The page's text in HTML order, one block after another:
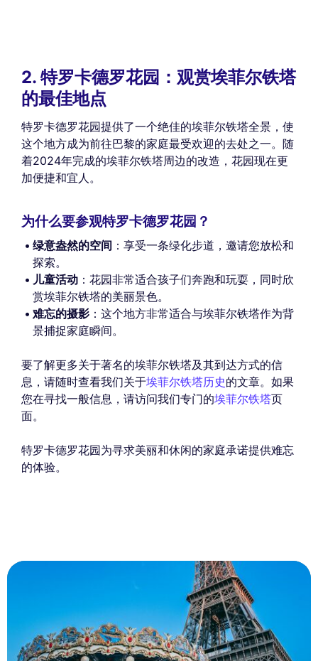
2. 特罗卡德罗花园：观赏埃菲尔铁塔
的最佳地点
特罗卡德罗花园提供了一个绝佳的埃菲尔铁塔全景，使
这个地方成为前往巴黎的家庭最受欢迎的去处之一。随
着2024年完成的埃菲尔铁塔周边的改造，花园现在更
加便捷和宜人。
为什么要参观特罗卡德罗花园？
绿意盎然的空间 ：享受一条绿化步道，邀请您放松和
探索。
儿童活动 ：花园非常适合孩子们奔跑和玩耍，同时欣
赏埃菲尔铁塔的美丽景色。
难忘的摄影 ：这个地方非常适合与埃菲尔铁塔作为背
景捕捉家庭瞬间。
要了解更多关于著名的埃菲尔铁塔及其到达方式的信
息，请随时查看我们关于埃菲尔铁塔历史的文章。如果
您在寻找一般信息，请访问我们专门的埃菲尔铁塔页
面。
特罗卡德罗花园为寻求美丽和休闲的家庭承诺提供难忘
的体验。